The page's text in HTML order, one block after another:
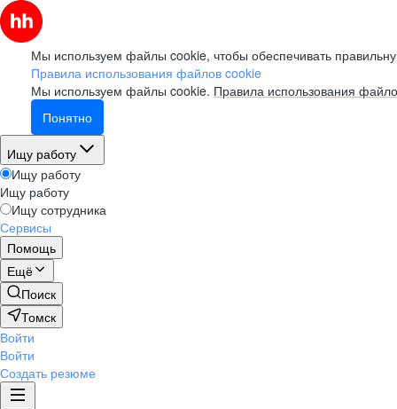
Мы используем файлы cookie, чтобы обеспечивать
Правила использования файлов cookie
Мы используем файлы cookie. Правила использования
Понятно
Ищу работу
Ищу работу
Ищу работу
Ищу сотрудника
Сервисы
Помощь
Ещё
Поиск
Томск
Войти
Войти
Создать резюме